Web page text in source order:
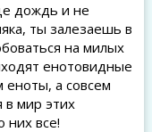
дождь и не
ты залезаешь в
на милых
енотовидные
еноты, а совсем
в мир этих
них все!